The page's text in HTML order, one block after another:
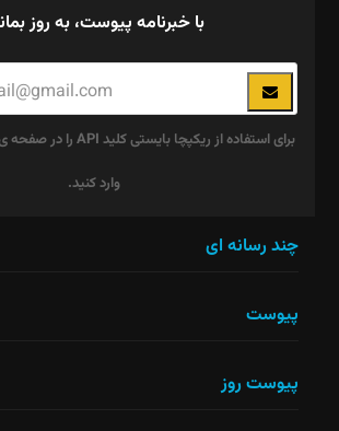
با خبرنامه پیوست، به روز
وارد کنید.
نباید
چند رسانه ای
پیوست
پیوست روز